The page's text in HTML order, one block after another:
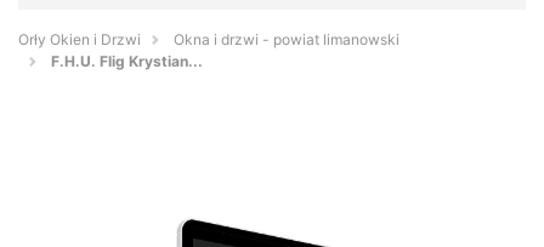
Orły Okien i Drzwi
Okna i drzwi - powiat limanowski
F.H.U. Flig Krystian...